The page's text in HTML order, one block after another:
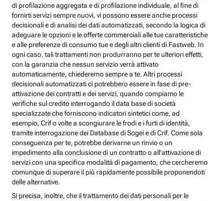
di profilazione aggregata e di profilazione individuale, al fine di
fornirti servizi sempre nuovi, vi possono essere anche processi
decisionali e di analisi dei dati automatizzati, secondo la logica di
adeguare le opzioni e le offerte commerciali alle tue caratteristiche
e alle preferenze di consumo tue e degli altri clienti di Fastweb. In
ogni caso, tali trattamenti non produrranno per te ulteriori effetti,
con la garanzia che nessun servizio verrà attivato
automaticamente, chiederemo sempre a te. Altri processi
decisionali automatizzati ci potrebbero essere in fase di pre-
attivazione dei contratti e dei servizi, quando compiamo le
verifiche sul credito interrogando il data base di società
specializzate che forniscono indicatori sintetici come, ad
esempio, Crif o volte a scongiurare le frodi e i furti di identità,
tramite interrogazione dei Database di Sogei e di Crif. Come sola
conseguenza per te, potrebbe derivarne un rinvio o un
impedimento alla conclusione di un contratto o all’attivazione di
servizi con una specifica modalità di pagamento, che cercheremo
comunque di superare il più rapidamente possibile proponendoti
delle alternative.
Si precisa, inoltre, che il trattamento dei dati personali per le